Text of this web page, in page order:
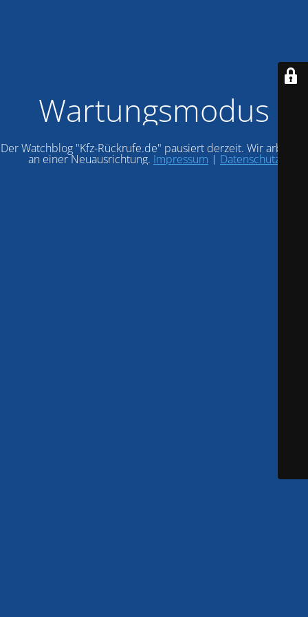
Wartungsmodus
Der Watchblog "Kfz-Rückrufe.de" pausiert derzeit. Wir arbeiten
an einer Neuausrichtung. Impressum | Datenschutz